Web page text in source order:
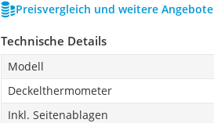
Preisvergleich und weitere Angebote
Technische Details
Modell
Deckelthermometer
Inkl. Seitenablagen